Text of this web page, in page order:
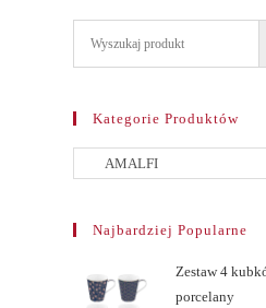
Kategorie Produktów
Najbardziej Popularne
Zestaw 4
porcelany